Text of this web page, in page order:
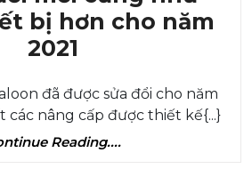
bị hơn cho năm
2021
có
được
vẻ
đã được sửa đổi cho năm
các nâng cấp được thiết kế{...}
Reading....Continue